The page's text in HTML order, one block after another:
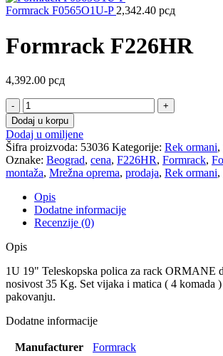
Formrack F0565O1U-P 2,342.40 рсд
Formrack F226HR
4,392.00 рсд
Formrack
F226HR
količina
Dodaj u korpu
Dodaj u omiljene
Šifra proizvoda: 53036 Kategorije: Rek ormani,
Oznake: Beograd, cena, F226HR, Formrack,
montaža, Mrežna oprema, prodaja, Rek ormani,
Opis
Dodatne informacije
Recenzije (0)
Opis
1U 19" Teleskopska polica za rack ORMANE
nosivost 35 Kg. Set vijaka i matica ( 4 komada )
pakovanju.
Dodatne informacije
Manufacturer Formrack